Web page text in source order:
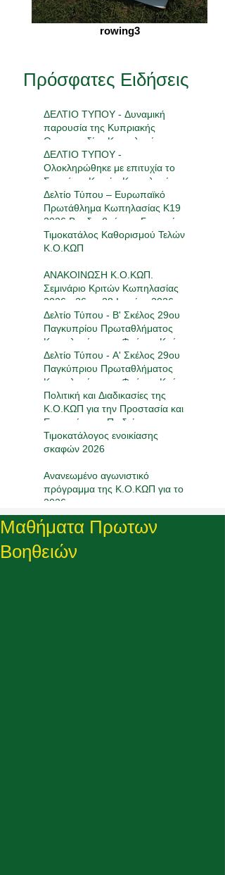
rowing3
Πρόσφατες Ειδήσεις
ΔΕΛΤΙΟ ΤΥΠΟΥ - Δυναμική
παρουσία της Κυπριακής
Ομοσπονδίας Κωπηλασίας στην
18η Πανελλήνια Συνάντηση
Ανάπτυξης
ΔΕΛΤΙΟ ΤΥΠΟΥ -
Ολοκληρώθηκε με επιτυχία το
Σεμινάριο Κριτών Κωπηλασίας
2026
Δελτίο Τύπου – Ευρωπαϊκό
Πρωτάθλημα Κωπηλασίας Κ19
2026 Βραδεμβούργο, Γερμανία |
23-24 Μαΐου 2026
Τιμοκατάλος Καθορισμού Τελών
Κ.Ο.ΚΩΠ
ΑΝΑΚΟΙΝΩΣΗ Κ.Ο.ΚΩΠ.
Σεμινάριο Κριτών Κωπηλασίας
2026 - 26 με 28 Ιουνίου 2026
Δελτίο Τύπου - Β' Σκέλος 29ου
Παγκυπρίου Πρωταθλήματος
Κωπηλασίας στο Φράγμα Κούρη
16-17/05/2026
Δελτίο Τύπου - Α' Σκέλος 29ου
Παγκύπριου Πρωταθλήματος
Κωπηλασίας στο Φράγμα Κούρη
17-19/4/2026
Πολιτική και Διαδικασίες της
Κ.Ο.ΚΩΠ για την Προστασία και
Ευημερία των Παιδιών στον
Αθλητισμό
Τιμοκατάλογος ενοικίασης
σκαφών 2026
Ανανεωμένο αγωνιστικό
πρόγραμμα της Κ.Ο.ΚΩΠ για το
2026
Μαθήματα Πρωτων
Βοηθειών